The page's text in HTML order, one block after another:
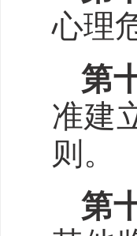
心理
第
准建
则。
第